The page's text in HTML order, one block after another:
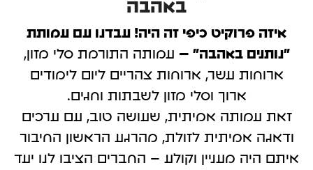
באהבה
איזה פרוקיט כיפי זה היה! עבדנו עם עמותת
"נותנים באהבה" – עמותה התורמת סלי מזון,
ארוחות עשר, ארוחות צהריים ליום לימודים
ארוך וסלי מזון לשבתות וחגים.
זאת עמותה אמיתית, שעושה טוב, עם ערכים
ודאגה אמיתית לזולת, מהרגע הראשון החיבור
איתם היה מעניין וקולע – החברים הציבו לנו יעד